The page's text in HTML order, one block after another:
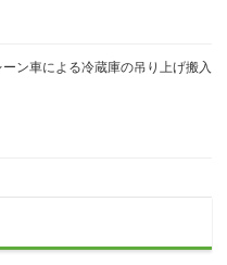
ン車による冷蔵庫の吊り上げ搬入